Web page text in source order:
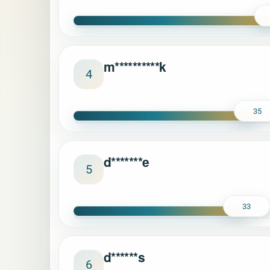
4 m**********k
35
5 d*******e
33
6 d******s